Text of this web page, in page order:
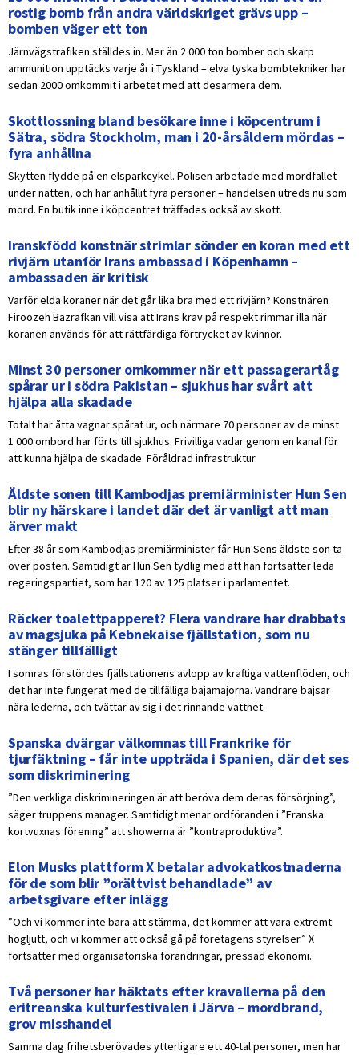
rostig bomb från andra världskriget grävs upp –
bomben väger ett ton
Järnvägstrafiken ställdes in. Mer än 2 000 ton bomber och skarp
ammunition upptäcks varje år i Tyskland – elva tyska bombtekniker har
sedan 2000 omkommit i arbetet med att desarmera dem.
Skottlossning bland besökare inne i köpcentrum i
Sätra, södra Stockholm, man i 20-årsåldern mördas –
fyra anhållna
Skytten flydde på en elsparkcykel. Polisen arbetade med mordfallet
under natten, och har anhållit fyra personer – händelsen utreds nu som
mord. En butik inne i köpcentret träffades också av skott.
Iranskfödd konstnär strimlar sönder en koran med ett
rivjärn utanför Irans ambassad i Köpenhamn –
ambassaden är kritisk
Varför elda koraner när det går lika bra med ett rivjärn? Konstnären
Firoozeh Bazrafkan vill visa att Irans krav på respekt rimmar illa när
koranen används för att rättfärdiga förtrycket av kvinnor.
Minst 30 personer omkommer när ett passagerartåg
spårar ur i södra Pakistan – sjukhus har svårt att
hjälpa alla skadade
Totalt har åtta vagnar spårat ur, och närmare 70 personer av de minst
1 000 ombord har förts till sjukhus. Frivilliga vadar genom en kanal för
att kunna hjälpa de skadade. Föråldrad infrastruktur.
Äldste sonen till Kambodjas premiärminister Hun Sen
blir ny härskare i landet där det är vanligt att man
ärver makt
Efter 38 år som Kambodjas premiärminister får Hun Sens äldste son ta
över posten. Samtidigt är Hun Sen tydlig med att han fortsätter leda
regeringspartiet, som har 120 av 125 platser i parlamentet.
Räcker toalettpapperet? Flera vandrare har drabbats
av magsjuka på Kebnekaise fjällstation, som nu
stänger tillfälligt
I somras förstördes fjällstationens avlopp av kraftiga vattenflöden, och
det har inte fungerat med de tillfälliga bajamajorna. Vandrare bajsar
nära lederna, och tvättar av sig i det rinnande vattnet.
Spanska dvärgar välkomnas till Frankrike för
tjurfäktning – får inte uppträda i Spanien, där det ses
som diskriminering
”Den verkliga diskrimineringen är att beröva dem deras försörjning”,
säger truppens manager. Samtidigt menar ordföranden i ”Franska
kortvuxnas förening” att showerna är ”kontraproduktiva”.
Elon Musks plattform X betalar advokatkostnaderna
för de som blir ”orättvist behandlade” av
arbetsgivare efter inlägg
”Och vi kommer inte bara att stämma, det kommer att vara extremt
högljutt, och vi kommer att också gå på företagens styrelser.” X
fortsätter med organisatoriska förändringar, pressad ekonomi.
Två personer har häktats efter kravallerna på den
eritreanska kulturfestivalen i Järva – mordbrand,
grov misshandel
Samma dag frihetsberövades ytterligare ett 40-tal personer, men har